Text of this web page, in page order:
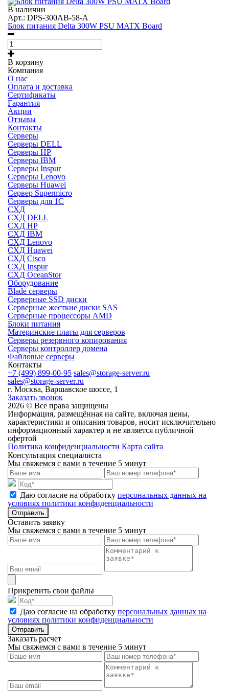
В наличии
Арт.: DPS-300AB-58-A
Блок питания Delta 300W PSU MATX Board
В корзину
Компания
О нас
Оплата и доставка
Сертификаты
Гарантия
Акции
Отзывы
Контакты
Серверы
Серверы DELL
Серверы HP
Серверы IBM
Серверы Inspur
Серверы Lenovo
Серверы Huawei
Сервер Supermicro
Серверы для 1C
СХД
СХД DELL
СХД HP
СХД IBM
СХД Lenovo
СХД Huawei
СХД Cisco
СХД Inspur
СХД OceanStor
Оборудование
Blade серверы
Серверные SSD диски
Cерверные жесткие диски SAS
Серверные процессоры AMD
Блоки питания
Материнские платы для серверов
Серверы резервного копирования
Серверы контроллер домена
Файловые серверы
Контакты
+7 (499) 899-00-95 sales@storage-server.ru
sales@storage-server.ru
г. Москва, Варшавское шоссе, 1
Заказать звонок
2026 © Все права защищены
Информация, размещённая на сайте, включая цены,
характеристики и описания товаров, носит исключительно
информационный характер и не является публичной
офертой
Политика конфиденциальности Карта сайта
Консультация специалиста
Мы свяжемся с вами в течение 5 минут
Даю согласие на обработку персональных данных на
условиях политики конфиденциальности
Отправить
Оставить заявку
Мы свяжемся с вами в течение 5 минут
Прикрепить свои файлы
Даю согласие на обработку персональных данных на
условиях политики конфиденциальности
Отправить
Заказать расчет
Мы свяжемся с вами в течение 5 минут